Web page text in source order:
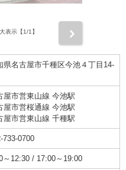
表示【1/1】
県名古屋市千種区今池４丁目14-
屋市営東山線 今池駅
屋市営桜通線 今池駅
屋市営東山線 千種駅
733-0700
～12:30 / 17:00～19:00